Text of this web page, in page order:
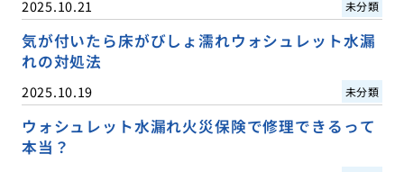
2025.10.21 未分類
気が付いたら床がびしょ濡れウォシュレット水漏
れの対処法
2025.10.19 未分類
ウォシュレット水漏れ火災保険で修理できるって
本当？